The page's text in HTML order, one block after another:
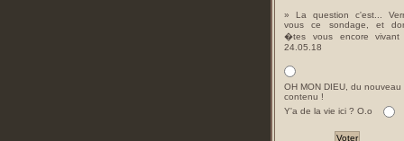
» La question c'est...
vous ce sondage, et
�tes vous encore vivant
24.05.18
OH MON DIEU, du nouveau
contenu !
Y'a de la vie ici ? O.o